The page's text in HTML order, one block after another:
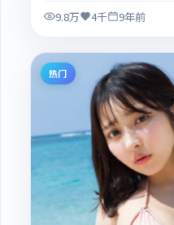
9.8万 4千 9年前
热门